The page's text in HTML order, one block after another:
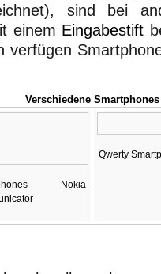
sind bei
einem Eingabestift
verfügen
Verschiedene Smartphones
Nokia
Qwerty